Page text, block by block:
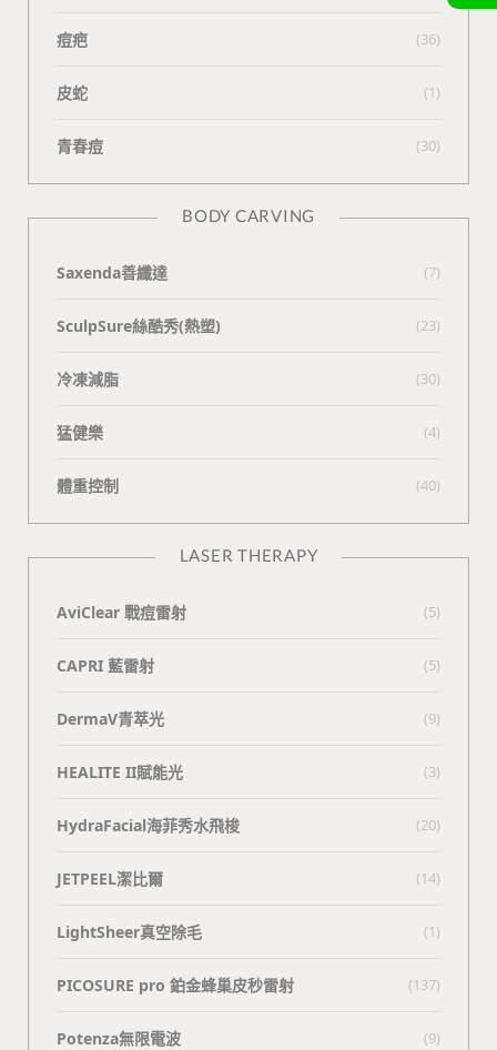
痘疤 (36)
皮蛇 (1)
青春痘 (30)
BODY CARVING
Saxenda善纖達 (7)
SculpSure絲酷秀(熱塑) (23)
冷凍減脂 (30)
猛健樂 (4)
體重控制 (40)
LASER THERAPY
AviClear 戰痘雷射 (5)
CAPRI 藍雷射 (5)
DermaV青萃光 (9)
HEALITE II賦能光 (3)
HydraFacial海菲秀水飛梭 (20)
JETPEEL潔比爾 (14)
LightSheer真空除毛 (1)
PICOSURE pro 鉑金蜂巢皮秒雷射 (137)
Potenza無限電波 (9)